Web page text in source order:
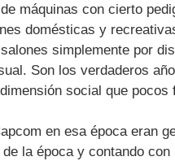
máquinas con cierto
domésticas y
simplemente por
Son los verdaderos
social que pocos
en esa época eran
la época y contando